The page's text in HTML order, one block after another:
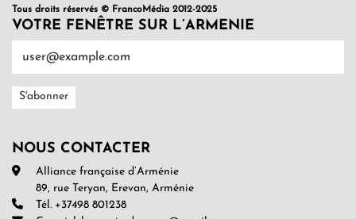
Tous droits réservés © FrancoMédia 2012-2025
VOTRE FENÊTRE SUR L’ARMENIE
NOUS CONTACTER
Alliance française d’Arménie
89, rue Teryan, Erevan, Arménie
Tél. +37498 801238